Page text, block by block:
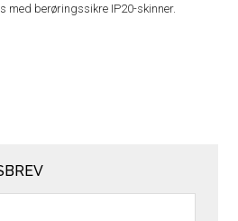
med berøringssikre IP20-skinner.